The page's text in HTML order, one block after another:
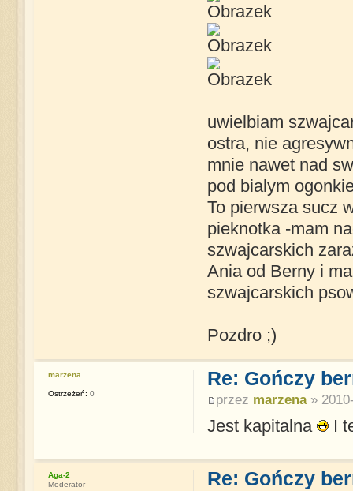
uwielbiam
ostra, nie
mnie nawet nad
pod bialym
To pierwsza sucz
pieknotka -mam
szwajcarskich
Ania od Berny i
szwajcarskich
Pozdro ;)
Re: Gończy
przez marzena»
Jest kapitalna I
marzena
Ostrzeżeń: 0
Re: Gończy
Aga-2
Moderator